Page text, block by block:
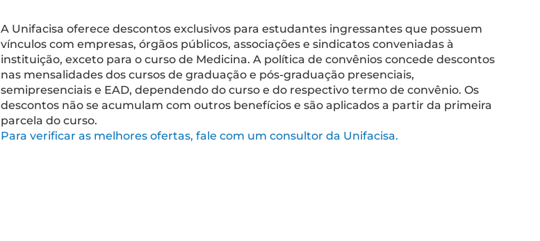
A Unifacisa oferece descontos exclusivos para estudantes ingressantes que possuem
vínculos com empresas, órgãos públicos, associações e sindicatos conveniadas à
instituição, exceto para o curso de Medicina. A política de convênios concede descontos
nas mensalidades dos cursos de graduação e pós-graduação presenciais,
semipresenciais e EAD, dependendo do curso e do respectivo termo de convênio. Os
descontos não se acumulam com outros benefícios e são aplicados a partir da primeira
parcela do curso.
Para verificar as melhores ofertas, fale com um consultor da Unifacisa.